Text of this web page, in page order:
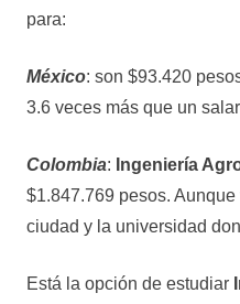
para:
México: son $93.420
3.6 veces más que un
Colombia: Ingeniería
$1.847.769 pesos.
ciudad y la universidad
Está la opción de estudiar